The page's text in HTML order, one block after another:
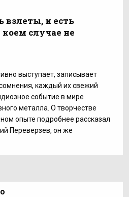
взлеты, и есть
случае не
выступает, записывает
каждый их свежий
событие в мире
металла. О творчестве
опыте подробнее рассказал
Переверзев, он же